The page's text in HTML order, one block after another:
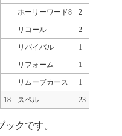
ホーリーワード8 2
リコール 2
リバイバル 1
リフォーム 1
リムーブカース 1
18 スペル 23
クです。